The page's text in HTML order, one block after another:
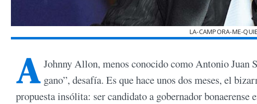
LA-CAMPORA-ME-
A Johnny Allon, menos conocido como Antonio Juan
gano”, desafía. Es que hace unos dos meses, el
propuesta insólita: ser candidato a gobernador bonaerense